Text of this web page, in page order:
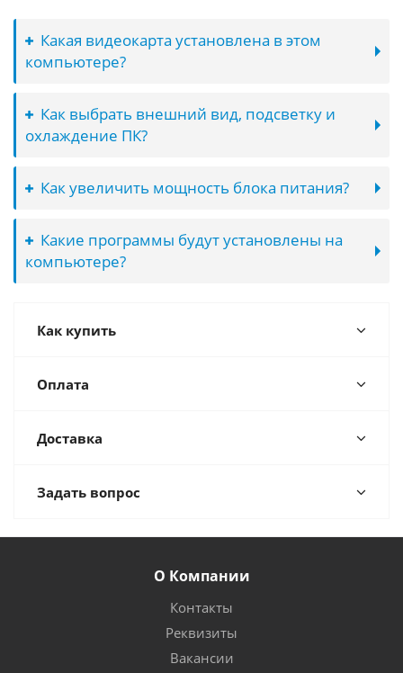
Какая видеокарта установлена в этом
компьютере?
Как выбрать внешний вид, подсветку и
охлаждение ПК?
Как увеличить мощность блока питания?
Какие программы будут установлены на
компьютере?
Как купить
Оплата
Доставка
Задать вопрос
О Компании
Контакты
Реквизиты
Вакансии